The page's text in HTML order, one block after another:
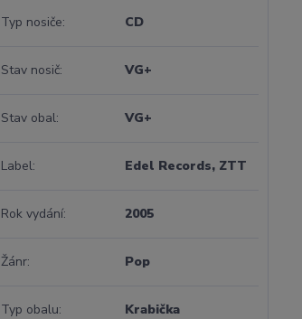
Typ nosiče CD
Stav nosič VG+
Stav obal VG+
Label Edel Records, ZTT
Rok vydání 2005
Žánr Pop
Typ obalu Krabička